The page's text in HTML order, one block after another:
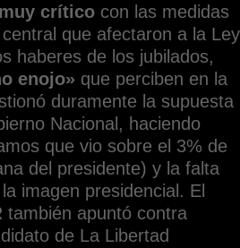
muy crítico con las medidas
que afectaron a la Ley
haberes de los jubilados,
enojo» que perciben en la
duramente la supuesta
Nacional, haciendo
que vio sobre el 3% de
del presidente) y la falta
imagen presidencial. El
también apuntó contra
de La Libertad